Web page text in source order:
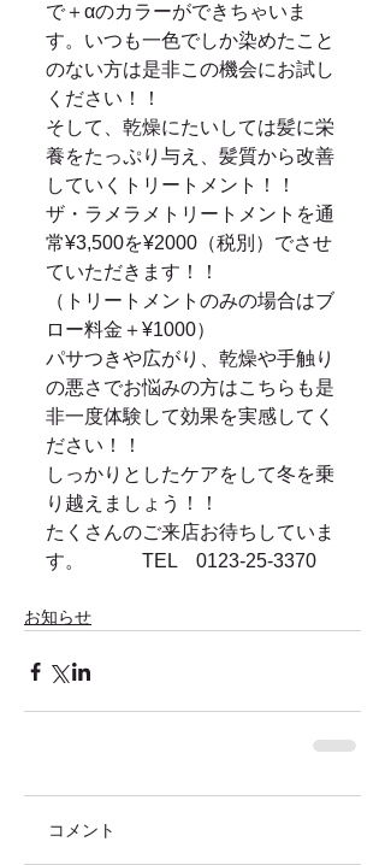
で＋αのカラーができちゃいま
す。いつも一色でしか染めたこと
のない方は是非この機会にお試し
ください！！
そして、乾燥にたいしては髪に栄
養をたっぷり与え、髪質から改善
していくトリートメント！！
ザ・ラメラメトリートメントを通
常¥3,500を¥2000（税別）でさせ
ていただきます！！
（トリートメントのみの場合はブ
ロー料金＋¥1000）
パサつきや広がり、乾燥や手触り
の悪さでお悩みの方はこちらも是
非一度体験して効果を実感してく
ださい！！
しっかりとしたケアをして冬を乗
り越えましょう！！
たくさんのご来店お待ちしていま
す。　　　TEL　0123-25-3370
お知らせ
コメント